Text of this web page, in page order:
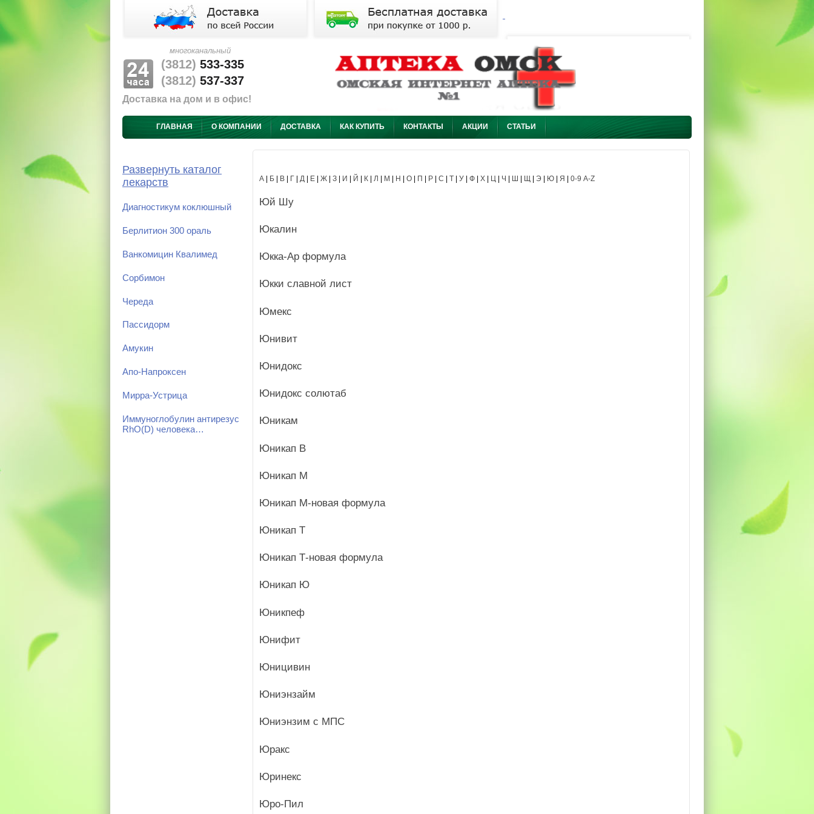
многоканальный
(3812) 533-335
(3812) 537-337
Доставка на дом и в офис!
ГЛАВНАЯ О КОМПАНИИ ДОСТАВКА КАК КУПИТЬ КОНТАКТЫ АКЦИИ СТАТЬИ
Развернуть каталог
лекарств
Диагностикум коклюшный
Берлитион 300 ораль
Ванкомицин Квалимед
Сорбимон
Череда
Пассидорм
Амукин
Апо-Напроксен
Мирра-Устрица
Иммуноглобулин антирезус
RhO(D) человека…
А Б В Г Д Е Ж З И Й К Л М Н О П Р С Т У Ф Х Ц Ч Ш Щ Э Ю Я 0-9 A-Z
Юй Шу
Юкалин
Юкка-Ар формула
Юкки славной лист
Юмекс
Юнивит
Юнидокс
Юнидокс солютаб
Юникам
Юникап В
Юникап М
Юникап М-новая формула
Юникап Т
Юникап Т-новая формула
Юникап Ю
Юникпеф
Юнифит
Юницивин
Юниэнзайм
Юниэнзим с МПС
Юракс
Юринекс
Юро-Пил